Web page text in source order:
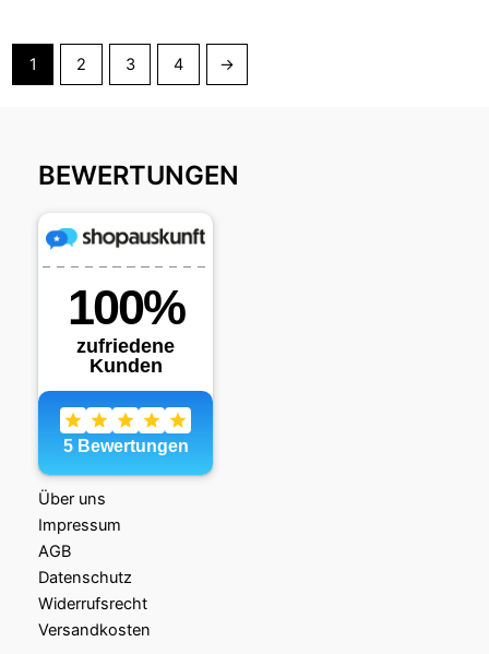
1 2 3 4 →
BEWERTUNGEN
Über uns
Impressum
AGB
Datenschutz
Widerrufsrecht
Versandkosten